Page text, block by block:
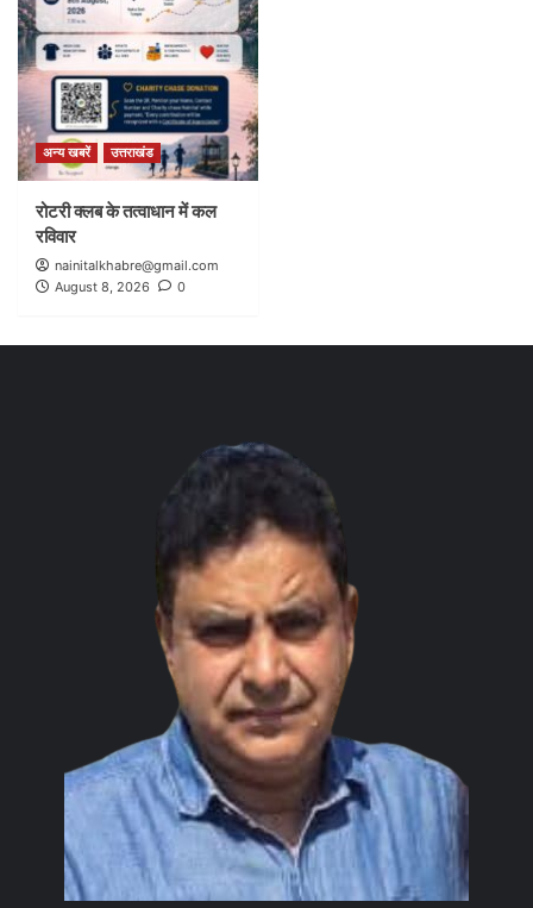
अन्य खबरें उत्तराखंड
रोटरी क्लब के तत्वाधान में कल
रविवार
nainitalkhabre@gmail.com
August 8, 2026
0